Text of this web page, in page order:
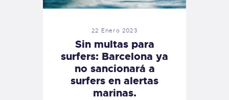
22 Enero 2023
Sin multas para
surfers: Barcelona ya
no sancionará a
surfers en alertas
marinas.